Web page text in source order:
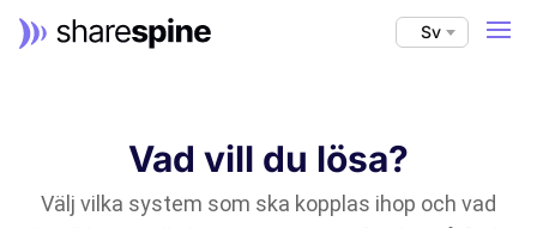
Sv
Vad vill du lösa?
Välj vilka system som ska kopplas ihop och vad